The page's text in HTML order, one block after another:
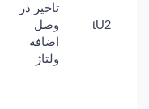
tU2
تاخیر در
وصل
اضافه
ولتاژ